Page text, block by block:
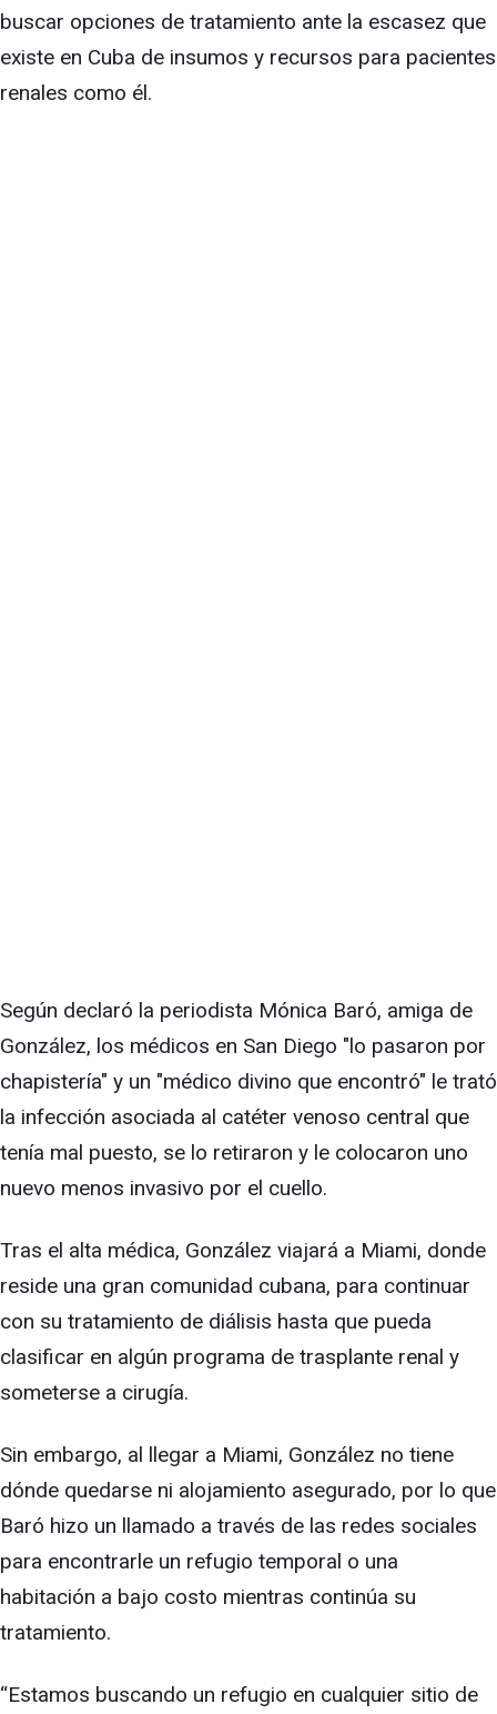
buscar opciones de tratamiento ante la escasez que
existe en Cuba de insumos y recursos para pacientes
renales como él.
Según declaró la periodista Mónica Baró, amiga de
González, los médicos en San Diego "lo pasaron por
chapistería" y un "médico divino que encontró" le trató
la infección asociada al catéter venoso central que
tenía mal puesto, se lo retiraron y le colocaron uno
nuevo menos invasivo por el cuello.
Tras el alta médica, González viajará a Miami, donde
reside una gran comunidad cubana, para continuar
con su tratamiento de diálisis hasta que pueda
clasificar en algún programa de trasplante renal y
someterse a cirugía.
Sin embargo, al llegar a Miami, González no tiene
dónde quedarse ni alojamiento asegurado, por lo que
Baró hizo un llamado a través de las redes sociales
para encontrarle un refugio temporal o una
habitación a bajo costo mientras continúa su
tratamiento.
“Estamos buscando un refugio en cualquier sitio de